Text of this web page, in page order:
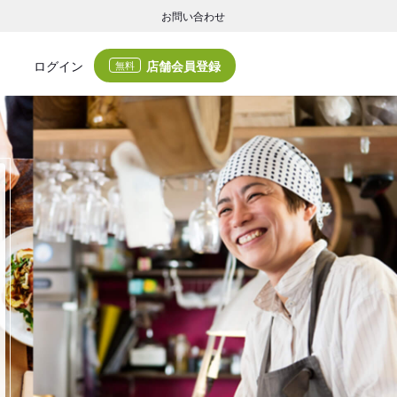
お問い合わせ
ログイン 無料 店舗会員登録
集客・業務支援
グの集客サービスと業務支援サービスで店舗経営の課題解決を支援します。